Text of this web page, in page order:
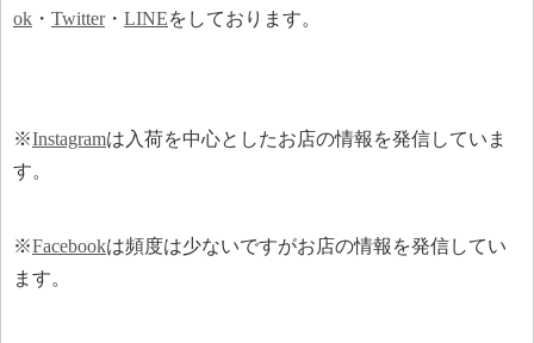
ok ・ Twitter・ LINEをしております。
※Instagramは入荷を中心としたお店の情報を発信していま
す。
※Facebookは頻度は少ないですがお店の情報を発信してい
ます。